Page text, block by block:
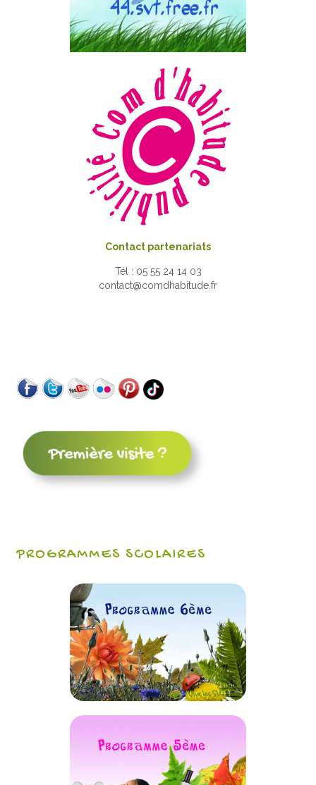
Contact partenariats
Tél : 05 55 24 14 03
contact@comdhabitude.fr
PROGRAMMES SCOLAIRES